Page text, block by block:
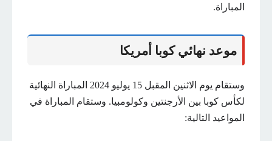
المباراة.
موعد نهائي كوبا أمريكا
وستقام يوم الاثنين المقبل 15 يوليو 2024 المباراة النهائية
لكأس كوبا بين الأرجنتين وكولومبيا. وستقام المباراة في
المواعيد التالية: